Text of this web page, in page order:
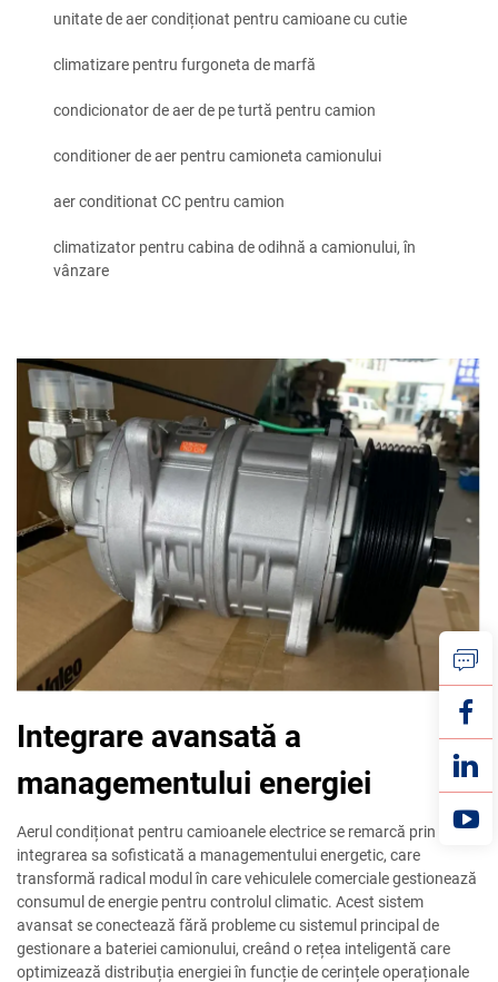
unitate de aer condiționat pentru camioane cu cutie
climatizare pentru furgoneta de marfă
condicionator de aer de pe turtă pentru camion
conditioner de aer pentru camioneta camionului
aer conditionat CC pentru camion
climatizator pentru cabina de odihnă a camionului, în
vânzare
Integrare avansată a
managementului energiei
Aerul condiționat pentru camioanele electrice se remarcă prin
integrarea sa sofisticată a managementului energetic, care
transformă radical modul în care vehiculele comerciale gestionează
consumul de energie pentru controlul climatic. Acest sistem
avansat se conectează fără probleme cu sistemul principal de
gestionare a bateriei camionului, creând o rețea inteligentă care
optimizează distribuția energiei în funcție de cerințele operaționale